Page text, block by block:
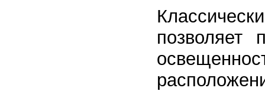
позволяет